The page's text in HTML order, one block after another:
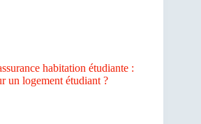
habitation étudiante :
un logement étudiant ?